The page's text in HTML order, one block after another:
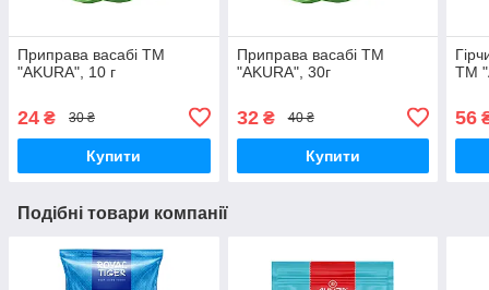
Приправа васабі ТМ
"AKURA", 10 г
24 ₴ 30 ₴
Купити
Приправа васабі ТМ
"AKURA", 30г
32₴ 40 ₴
Купити
ТМ
56
Подібні товари компанії